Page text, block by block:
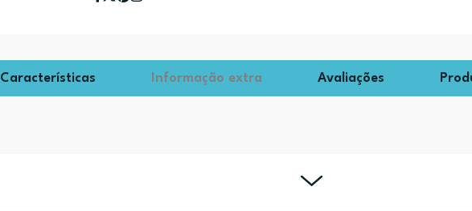
Características Informação extra Avaliações